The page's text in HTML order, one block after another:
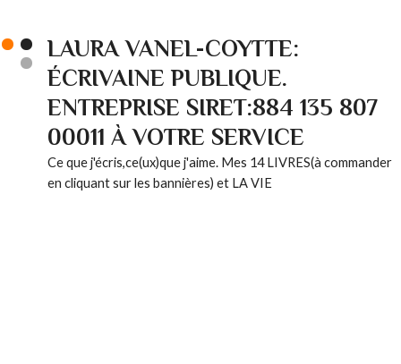
LAURA VANEL-COYTTE:
ÉCRIVAINE PUBLIQUE.
ENTREPRISE SIRET:884 135 807
00011 À VOTRE SERVICE
Ce que j'écris,ce(ux)que j'aime. Mes 14 LIVRES(à commander
en cliquant sur les bannières) et LA VIE